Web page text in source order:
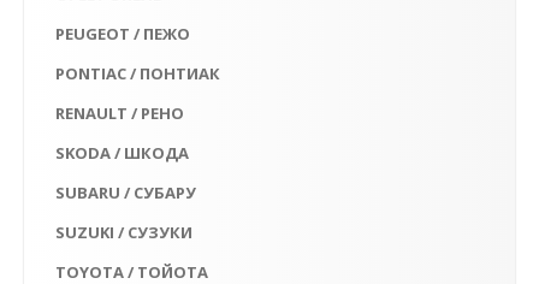
PEUGEOT / ПЕЖО
PONTIAC / ПОНТИАК
RENAULT / РЕНО
SKODA / ШКОДА
SUBARU / СУБАРУ
SUZUKI / СУЗУКИ
TOYOTA / ТОЙОТА